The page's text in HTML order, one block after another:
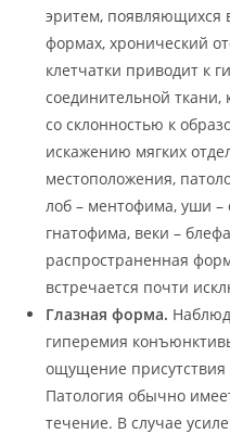
эритем, появляющихся
формах, хронический
клетчатки приводит к
соединительной ткани,
со склонностью к
искажению мягких
местоположения,
лоб – ментофима, уши –
гнатофима, веки –
распространенная
встречается почти
Глазная форма.
гиперемия
ощущение присутствия
Патология обычно
течение. В случае